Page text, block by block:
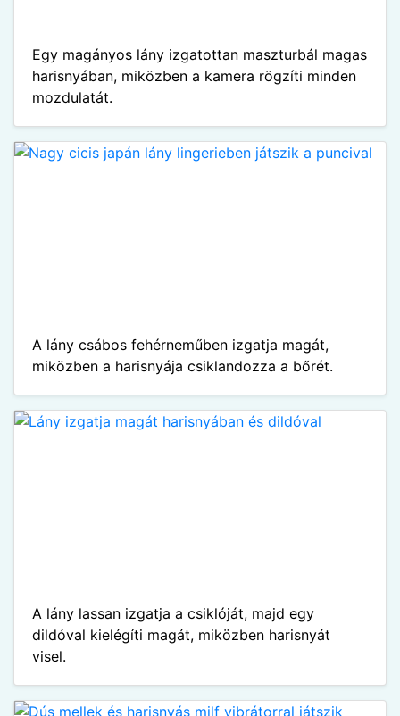
Egy magányos lány izgatottan maszturbál magas
harisnyában, miközben a kamera rögzíti minden
mozdulatát.
A lány csábos fehérneműben izgatja magát,
miközben a harisnyája csiklandozza a bőrét.
A lány lassan izgatja a csiklóját, majd egy
dildóval kielégíti magát, miközben harisnyát
visel.